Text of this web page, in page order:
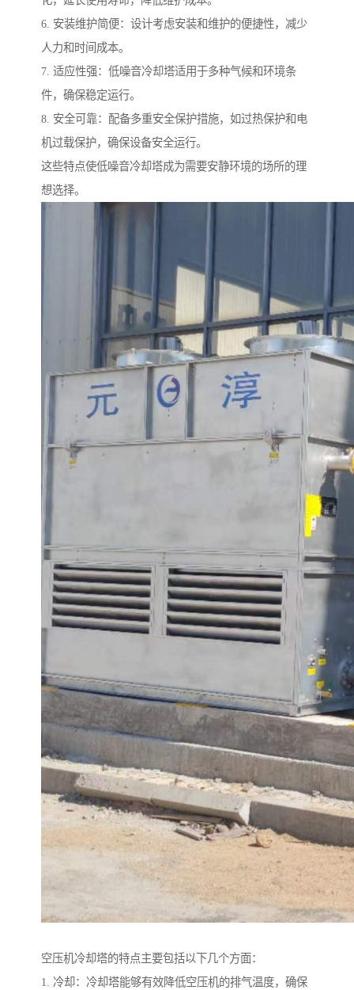
6. 安装维护简便：设计考虑安装和维护的便捷性，减少
人力和时间成本。
7. 适应性强：低噪音冷却塔适用于多种气候和环境条
件，确保稳定运行。
8. 安全可靠：配备多重安全保护措施，如过热保护和电
机过载保护，确保设备安全运行。
这些特点使低噪音冷却塔成为需要安静环境的场所的理
想选择。
空压机冷却塔的特点主要包括以下几个方面：
1. 冷却：冷却塔能够有效降低空压机的排气温度，确保